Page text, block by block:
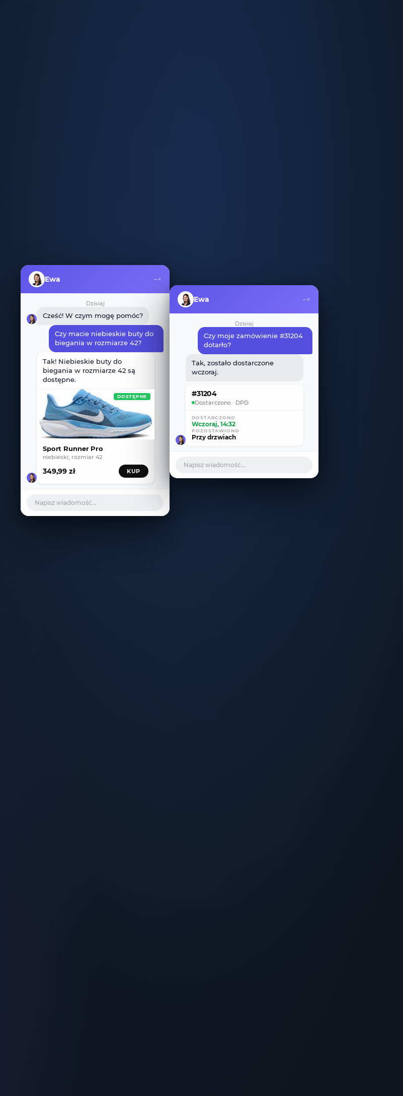
Ewa –×
Dzisiaj
Cześć! W czym mogę pomóc?
Czy macie niebieskie buty do
biegania w rozmiarze 42?
Tak! Niebieskie buty do
biegania w rozmiarze 42 są
dostępne.
DOSTĘPNE
Sport Runner Pro
niebieski, rozmiar 42
349,99 zł KUP
Napisz wiadomość...
Ewa –×
Dzisiaj
Czy moje zamówienie #31204
dotarło?
Tak, zostało dostarczone
wczoraj.
#31204
Dostarczono · DPD
DOSTARCZONO
Wczoraj, 14:32
POZOSTAWIONO
Przy drzwiach
Napisz wiadomość...